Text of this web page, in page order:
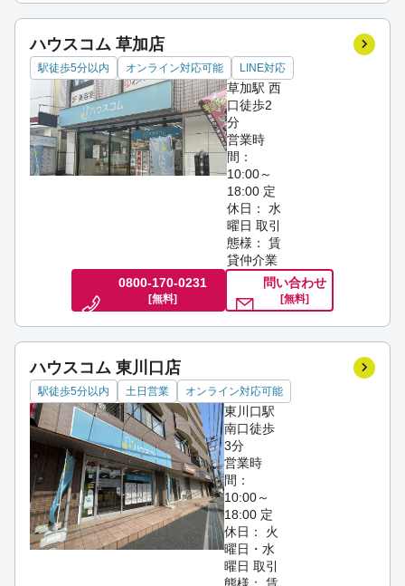
ハウスコム 草加店
駅徒歩5分以内 オンライン対応可能 LINE対応
草加駅 西
口徒歩2
分
営業時
間：
10:00～
18:00 定
休日： 水
曜日 取引
態様： 賃
貸仲介業
0800-170-0231
[無料]
問い合わせ
[無料]
ハウスコム 東川口店
駅徒歩5分以内 土日営業 オンライン対応可能
東川口駅
南口徒歩
3分
営業時
間：
10:00～
18:00 定
休日： 火
曜日・水
曜日取引
態様： 賃